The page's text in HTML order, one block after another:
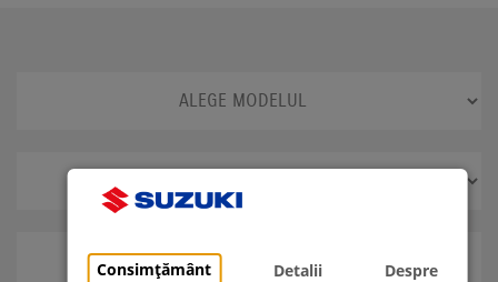
Consimțământ Detalii Despre
i